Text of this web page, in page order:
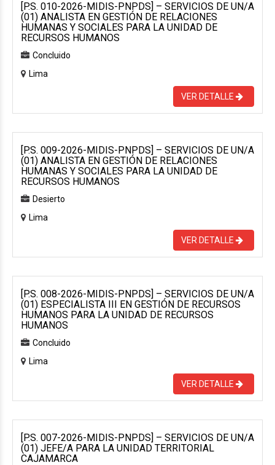
[P.S. 010-2026-MIDIS-PNPDS] – SERVICIOS DE UN/A
(01) ANALISTA EN GESTIÓN DE RELACIONES
HUMANAS Y SOCIALES PARA LA UNIDAD DE
RECURSOS HUMANOS
Concluido
Lima
VER DETALLE
[P.S. 009-2026-MIDIS-PNPDS] – SERVICIOS DE UN/A
(01) ANALISTA EN GESTIÓN DE RELACIONES
HUMANAS Y SOCIALES PARA LA UNIDAD DE
RECURSOS HUMANOS
Desierto
Lima
VER DETALLE
[P.S. 008-2026-MIDIS-PNPDS] – SERVICIOS DE UN/A
(01) ESPECIALISTA III EN GESTIÓN DE RECURSOS
HUMANOS PARA LA UNIDAD DE RECURSOS
HUMANOS
Concluido
Lima
VER DETALLE
[P.S. 007-2026-MIDIS-PNPDS] – SERVICIOS DE UN/A
(01) JEFE/A PARA LA UNIDAD TERRITORIAL
CAJAMARCA